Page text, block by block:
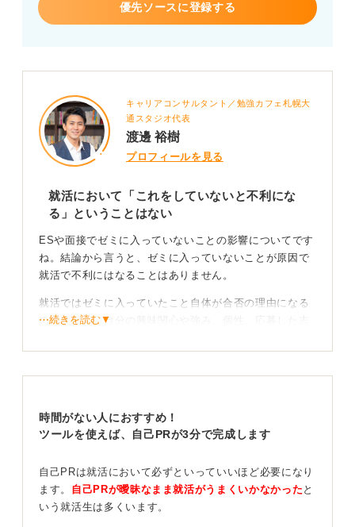
優先ソースに登録する
キャリアコンサルタント／勉強カフェ札幌大
通スタジオ代表
渡邊 裕樹
プロフィールを見る
就活において「これをしていないと不利にな
る」ということはない
ESや面接でゼミに入っていないことの影響についてです
ね。結論から言うと、ゼミに入っていないことが原因で
就活で不利にはなることはありません。
就活ではゼミに入っていたこと自体が合否の理由になる
のではなく、自分の興味関心や強み、個性、応募した志
決定的な要素になります。
たため参加しませんでした」と明確に伝えれば良いので
す。
いないことや、部活やサークルに入っていないことが就
活で不利になりますか」という質問もよく受けます。
⋯続きを読む▼
時間がない人におすすめ！
ツールを使えば、自己PRが3分で完成します
自己PRは就活において必ずといっていいほど必要になり
ます。 自己PRが曖昧なまま就活がうまくいかなかった と
いう就活生は多くいます。